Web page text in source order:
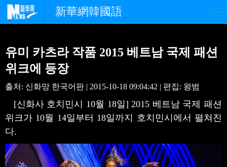
新華網韓國語
경제
중한교류 핫 TV 문화
연예 관광 오피니언
유미 카츠라 작품 2015 베트남 국제 패션
위크에 등장
출처: 신화망 한국어판 | 2015-10-18 09:04:42 | 편집: 왕범
[신화사 호치민시 10월 18일] 2015 베트남 국제 패션
위크가 10월 14일부터 18일까지 호치민시에서 펼쳐진
다.